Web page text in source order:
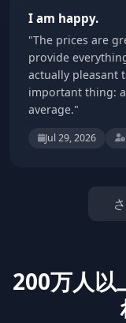
I am happy.
"The prices are
provide
actually pleasant
important thing:
average."
Jul 29, 2026
200万人以